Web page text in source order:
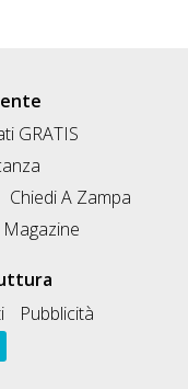
GRATIS
Chiedi A Zampa
Pubblicità